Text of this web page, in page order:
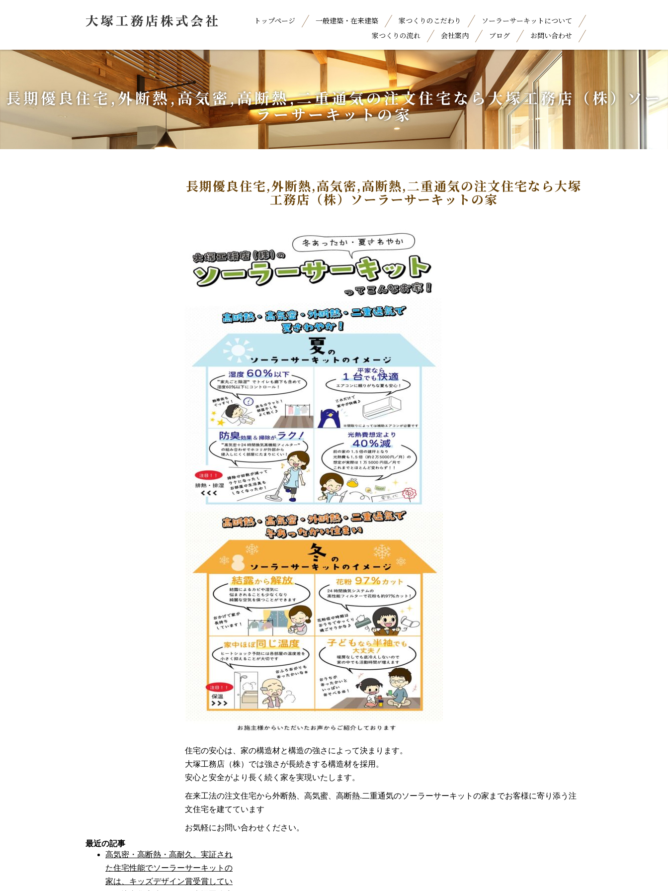
トップページ 一般建築・在来建築 家つくりのこだわり
ソーラーサーキットについて
家つくりの流れ
会社案内 ブログ お問い合わせ
長期優良住宅,外断熱,高気密,高断熱,二重通気の注文住宅なら大塚工務店（株）ソー
ラーサーキットの家
長期優良住宅,外断熱,高気密,高断熱,二重通気の注文住宅なら大塚
工務店（株）ソーラーサーキットの家
住宅の安心は、家の構造材と構造の強さによって決まります。
大塚工務店（株）では強さが長続きする構造材を採用。
安心と安全がより長く続く家を実現いたします。
在来工法の注文住宅から外断熱、高気蜜、高断熱.二重通気のソーラーサーキットの家までお客様に寄り添う注
文住宅を建てています
お気軽にお問い合わせください。
最近の記事
高気密・高断熱・高耐久。実証され
た住宅性能でソーラーサーキットの
家は、キッズデザイン賞受賞してい